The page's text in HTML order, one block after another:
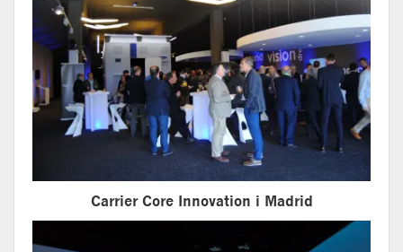
Carrier Core Innovation i Madrid